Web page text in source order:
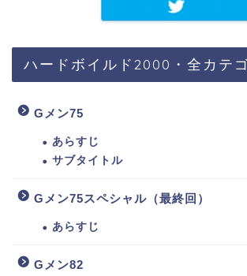
ハードボイルド2000・全カテ
Gメン75
あらすじ
サブタイトル
Gメン75スペシャル（最終回）
あらすじ
Gメン82